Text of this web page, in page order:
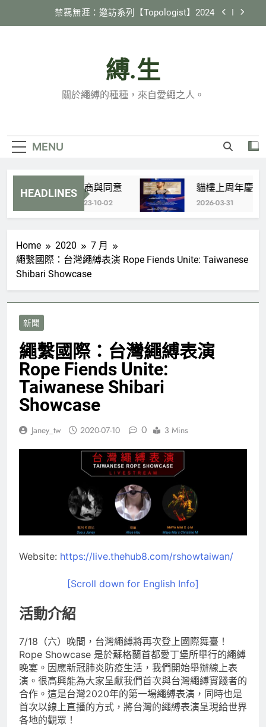
禁羈無涯：邀訪系列【Topologist】2024
《縛生講座》#22 日本繩縛社群跑跳生存報告
貓樓上周年慶 特別企劃 X 國際邀約計劃
【Tamandua】
縛.生
關於繩縛的種種，來自愛繩之人。
MENU
HEADLINES協商與同意
2023-10-02
貓樓上周年慶 特
2026-03-31
Home 2020
7 月
繩繫國際：台灣繩縛表演 Rope Fiends Unite: Taiwanese
Shibari Showcase
新聞
繩繫國際：台灣繩縛表演
Rope Fiends Unite:
Taiwanese Shibari
Showcase
Janey_tw 2020-07-10 0 3 Mins
Website: https://live.thehub8.com/rshowtaiwan/
[Scroll down for English Info]
活動介紹
7/18（六）晚間，台灣繩縛將再次登上國際舞臺！
Rope Showcase 是於蘇格蘭首都愛丁堡所舉行的繩縛
晚宴。因應新冠肺炎防疫生活，我們開始舉辦線上表
演。很高興能為大家呈獻我們首次與台灣繩縛實踐者的
合作。這是台灣2020年的第一場繩縛表演，同時也是
首次以線上直播的方式，將台灣的繩縛表演呈現給世界
各地的觀眾！